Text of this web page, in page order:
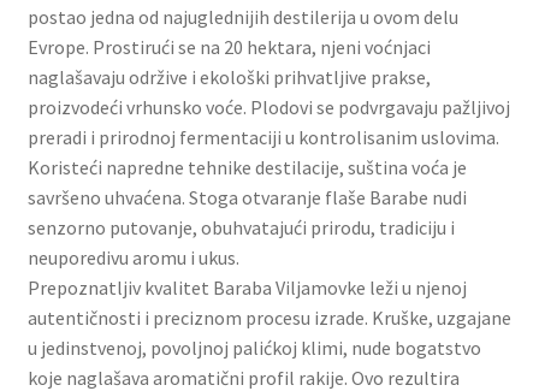
Pokloni za Dan zaljubljenih
Pokloni za devojku
Login
Naši partneri
Newsletter
postao jedna od najuglednijih destilerija u ovom delu
Evrope. Prostirući se na 20 hektara, njeni voćnjaci
naglašavaju održive i ekološki prihvatljive prakse,
proizvodeći vrhunsko voće. Plodovi se podvrgavaju pažljivoj
preradi i prirodnoj fermentaciji u kontrolisanim uslovima.
Koristeći napredne tehnike destilacije, suština voća je
savršeno uhvaćena. Stoga otvaranje flaše Barabe nudi
senzorno putovanje, obuhvatajući prirodu, tradiciju i
neuporedivu aromu i ukus.
Prepoznatljiv kvalitet Baraba Viljamovke leži u njenoj
autentičnosti i preciznom procesu izrade. Kruške, uzgajane
u jedinstvenoj, povoljnoj palićkoj klimi, nude bogatstvo
koje naglašava aromatični profil rakije. Ovo rezultira